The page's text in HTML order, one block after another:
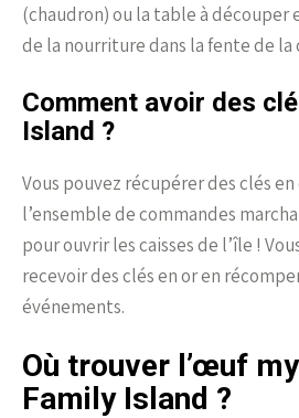
(chaudron) ou la table à découper
de la nourriture dans la fente de la
Comment avoir des
Island ?
Vous pouvez récupérer des clés
l’ensemble de commandes
pour ouvrir les caisses de l’île !
recevoir des clés en or en
événements.
Où trouver l’œuf
Family Island ?